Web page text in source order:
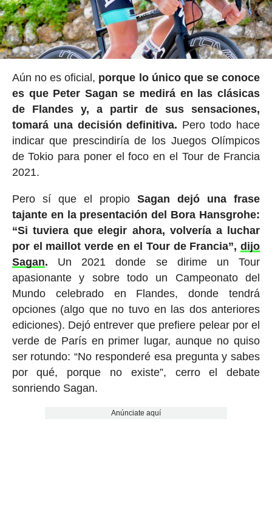
Aún no es oficial, porque lo único que se conoce
es que Peter Sagan se medirá en las clásicas
de Flandes y, a partir de sus sensaciones,
tomará una decisión definitiva. Pero todo hace
indicar que prescindiría de los Juegos Olímpicos
de Tokio para poner el foco en el Tour de Francia
2021.
Pero sí que el propioSagan dejó una frase
tajante en la presentación del Bora Hansgrohe:
“Si tuviera que elegir ahora, volvería a luchar
por el maillot verde en el Tour de Francia”,dijo
Sagan. Un 2021 donde se dirime un Tour
apasionante y sobre todo un Campeonato del
Mundo celebrado en Flandes, donde tendrá
opciones (algo que no tuvo en las dos anteriores
ediciones). Dejó entrever que prefiere pelear por el
verde de París en primer lugar, aunque no quiso
ser rotundo: “No responderé esa pregunta y sabes
por qué, porque no existe”, cerro el debate
sonriendo Sagan.
Anúnciate aquí